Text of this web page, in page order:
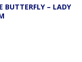
BUTTERFLY – LADY